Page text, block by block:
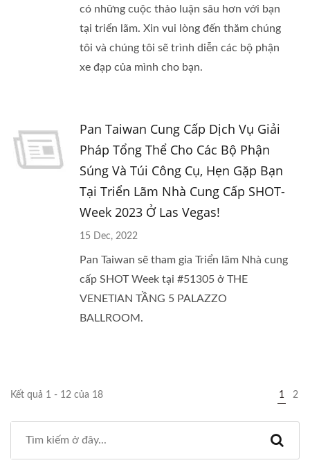
có những cuộc thảo luận sâu hơn với bạn
tại triển lãm. Xin vui lòng đến thăm chúng
tôi và chúng tôi sẽ trình diễn các bộ phận
xe đạp của mình cho bạn.
Pan Taiwan Cung Cấp Dịch Vụ Giải
Pháp Tổng Thể Cho Các Bộ Phận
Súng Và Túi Công Cụ, Hẹn Gặp Bạn
Tại Triển Lãm Nhà Cung Cấp SHOT-
Week 2023 Ở Las Vegas!
15 Dec, 2022
Pan Taiwan sẽ tham gia Triển lãm Nhà cung
cấp SHOT Week tại #51305 ở THE
VENETIAN TẦNG 5 PALAZZO
BALLROOM.
Kết quả 1 - 12 của 18 1 2